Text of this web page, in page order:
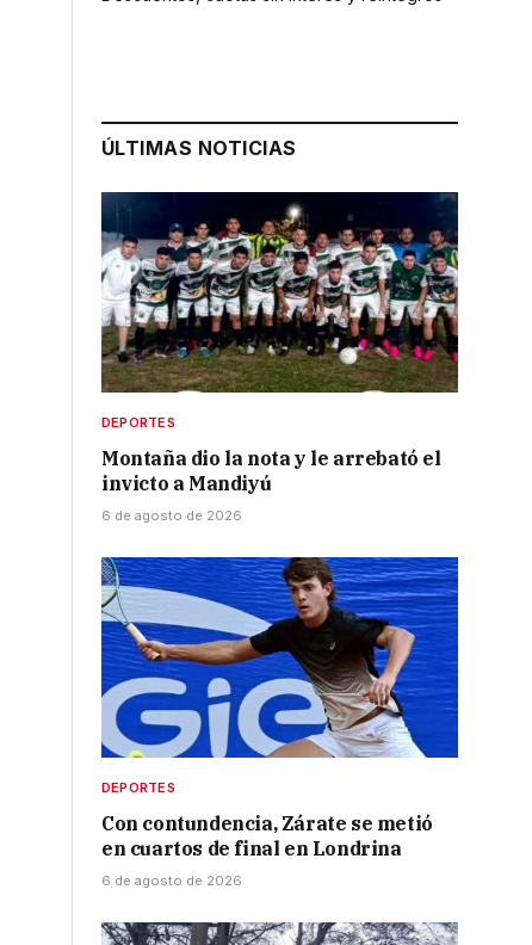
ÚLTIMAS NOTICIAS
DEPORTES
Montaña dio la nota y le arrebató el
invicto a Mandiyú
6 de agosto de 2026
DEPORTES
Con contundencia, Zárate se metió
en cuartos de final en Londrina
6 de agosto de 2026